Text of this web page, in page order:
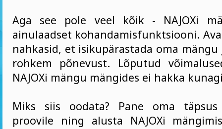
Aga see pole veel kõik - NAJOXi
ainulaadset kohandamisfunktsiooni.
nahkasid, et isikupärastada oma mängu
rohkem põnevust. Lõputud
NAJOXi mängu mängides ei hakka
Miks siis oodata? Pane oma
proovile ning alusta NAJOXi